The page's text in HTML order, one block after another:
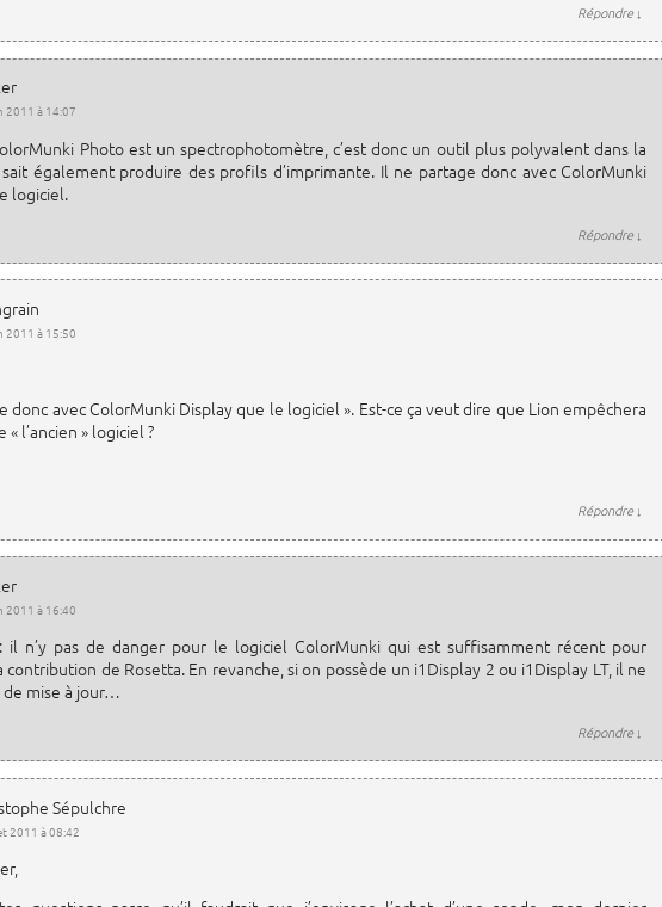
Répondre ↓
2011 à 14:07
Photo est un spectrophotomètre, c’est donc un outil plus polyvalent dans la
sait également produire des profils d’imprimante. Il ne partage donc avec ColorMunki
logiciel.
Répondre ↓
2011 à 15:50
donc avec ColorMunki Display que le logiciel ». Est-ce ça veut dire que Lion empêchera
« l’ancien » logiciel ?
Répondre↓
2011 à 16:40
il n’y pas de danger pour le logiciel ColorMunki qui est suffisamment récent pour
contribution de Rosetta. En revanche, si on possède un i1Display 2 ou i1Display LT, il ne
de mise à jour…
Répondre ↓
Sépulchre
2011 à 08:42